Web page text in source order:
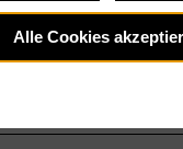
Alle Cookies